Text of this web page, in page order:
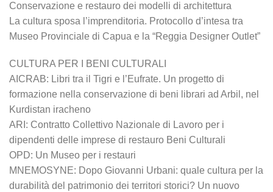
Conservazione e restauro dei modelli di architettura
La cultura sposa l’imprenditoria. Protocollo d’intesa tra
Museo Provinciale di Capua e la “Reggia Designer Outlet”
CULTURA PER I BENI CULTURALI
AICRAB: Libri tra il Tigri e l’Eufrate. Un progetto di
formazione nella conservazione di beni librari ad Arbil, nel
Kurdistan iracheno
ARI: Contratto Collettivo Nazionale di Lavoro per i
dipendenti delle imprese di restauro Beni Culturali
OPD: Un Museo per i restauri
MNEMOSYNE: Dopo Giovanni Urbani: quale cultura per la
durabilità del patrimonio dei territori storici? Un nuovo